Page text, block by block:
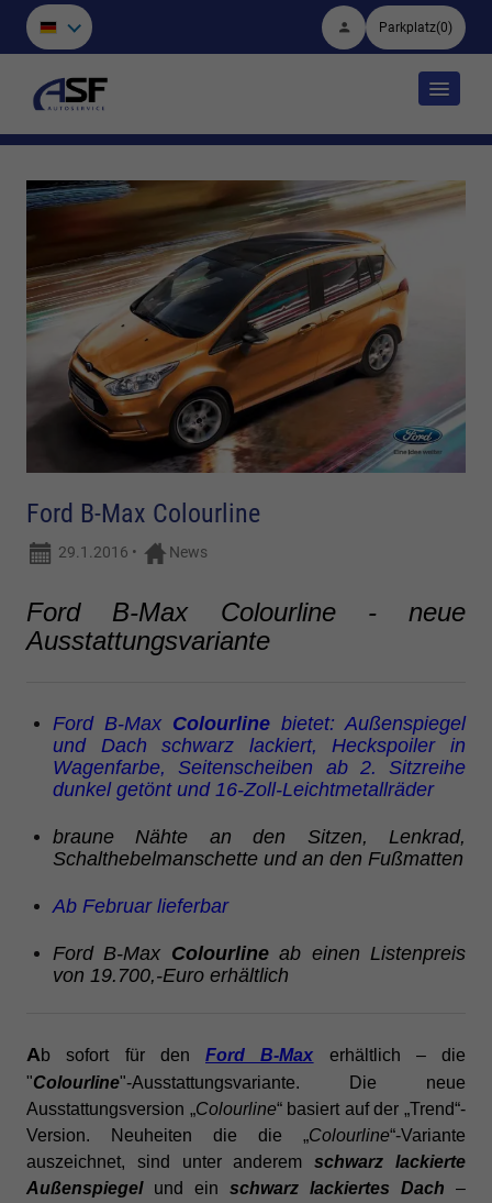
Parkplatz(0)
Ford B-Max Colourline
29.1.2016 • News
Ford B-Max Colourline - neue
Ausstattungsvariante
Ford B-Max Colourline bietet: Außenspiegel
und Dach schwarz lackiert, Heckspoiler in
Wagenfarbe, Seitenscheiben ab 2. Sitzreihe
dunkel getönt und 16-Zoll-Leichtmetallräder
braune Nähte an den Sitzen, Lenkrad,
Schalthebelmanschette und an den Fußmatten
Ab Februar lieferbar
Ford B-Max Colourlineab einen Listenpreis
von 19.700,-Euro erhältlich
Ab sofort fürden Ford B-Max erhältlich – die
"Colourline"-Ausstattungsvariante. Die neue
Ausstattungsversion „Colourline“ basiert auf der „Trend“-
Version. Neuheiten die die „Colourline“-Variante
auszeichnet, sind unter anderemschwarz lackierte
Außenspiegelund ein schwarz lackiertes Dach –